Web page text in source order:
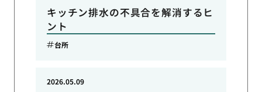
キッチン排水の不具合を解消するヒ
ント
台所
2026.05.09